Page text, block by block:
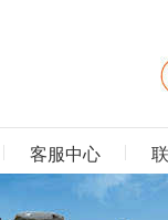
客服中心